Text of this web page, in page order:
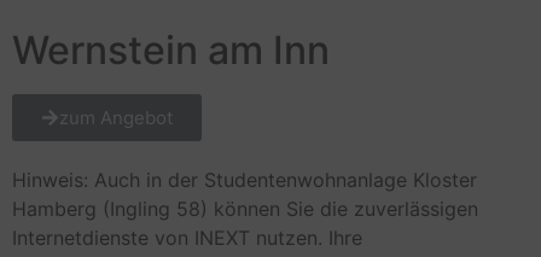
Wernstein am Inn
zum Angebot
Hinweis: Auch in der Studentenwohnanlage Kloster
Hamberg (Ingling 58) können Sie die zuverlässigen
Internetdienste von INEXT nutzen. Ihre